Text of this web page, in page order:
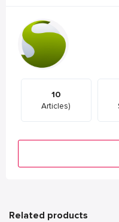
10
Articles)
Related products